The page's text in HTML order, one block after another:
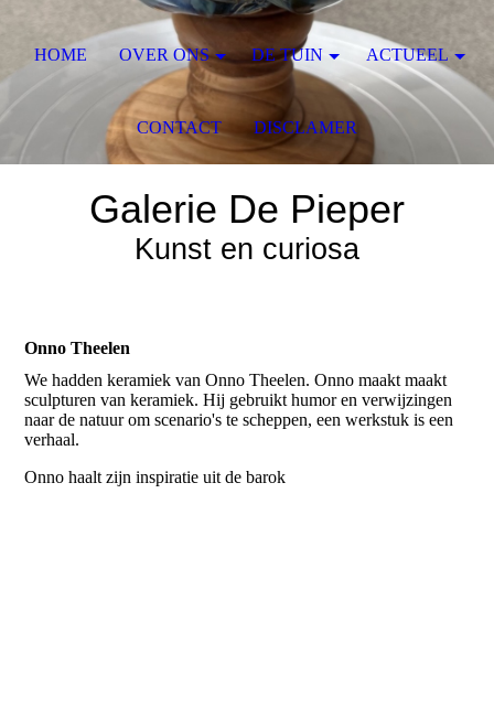
Galerie De Pieper
Kunst en curiosa
Onno Theelen
We hadden keramiek van Onno Theelen. Onno maakt maakt
sculpturen van keramiek. Hij gebruikt humor en verwijzingen
naar de natuur om scenario's te scheppen, een werkstuk is een
verhaal.
Onno haalt zijn inspiratie uit de barok
HOME OVER ONS DE TUIN ACTUEEL
CONTACT DISCLAMER